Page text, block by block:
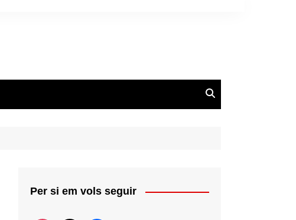
Per si em vols seguir